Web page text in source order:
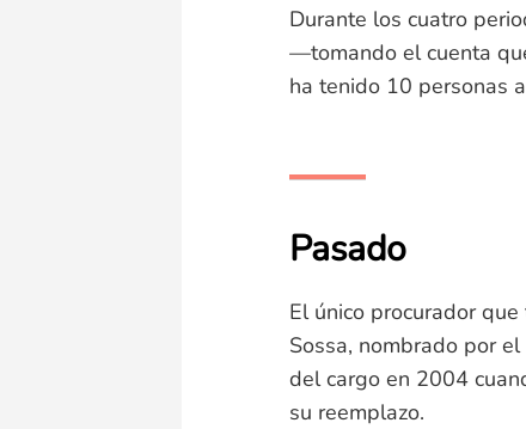
Durante los cuatro
—tomando el cuenta
ha tenido 10 personas
Pasado
El único procurador
Sossa, nombrado por
del cargo en 2004
su reemplazo.